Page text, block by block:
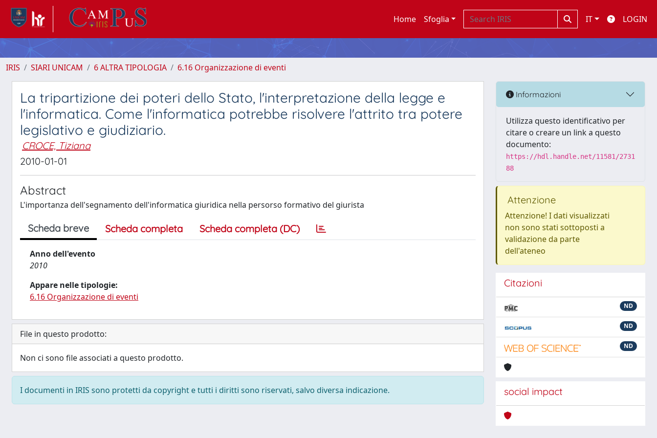
Home Sfoglia IT LOGIN
IRIS SIARI UNICAM 6 ALTRA TIPOLOGIA 6.16 Organizzazione di eventi
La tripartizione dei poteri dello Stato, l'interpretazione della legge e
l'informatica. Come l'informatica potrebbe risolvere l'attrito tra potere
legislativo e giudiziario.
CROCE, Tiziana
2010-01-01
Abstract
L'importanza dell'segnamento dell'informatica giuridica nella persorso formativo del giurista
Scheda breve Scheda completa Scheda completa (DC)
Anno dell'evento
2010
Appare nelle tipologie:
6.16 Organizzazione di eventi
File in questo prodotto:
Non ci sono file associati a questo prodotto.
I documenti in IRIS sono protetti da copyright e tutti i diritti sono riservati, salvo diversa indicazione.
Informazioni
Utilizza questo identificativo per
citare o creare un link a questo
documento:
https://hdl.handle.net/11581/2731
88
Attenzione
Attenzione! I dati visualizzati
non sono stati sottoposti a
validazione da parte
dell'ateneo
Citazioni
ND
ND
ND
social impact